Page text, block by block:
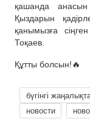
қашанда
Қыздарын
қанымызға
Тоқаев.
Құтты болсын!🔥
бүгінгі
новости